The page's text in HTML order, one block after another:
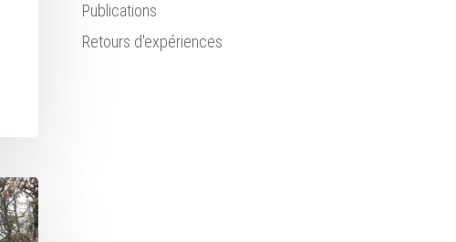
Publications
Retours d'expériences